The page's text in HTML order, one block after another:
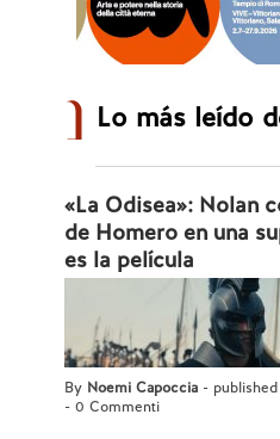
Lo más leído
«La Odisea»: Nolan
de Homero en una
es la película
By Noemi Capoccia -
-0 Commenti